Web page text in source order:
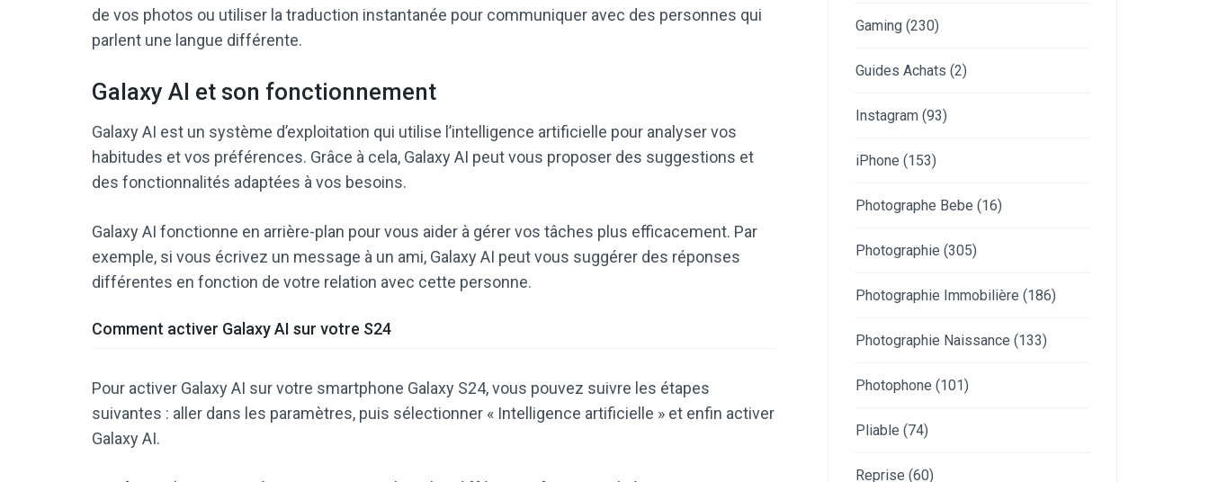
de vos photos ou utiliser la traduction instantanée pour communiquer avec des personnes qui
parlent une langue différente.
Galaxy AI et son fonctionnement
Galaxy AI est un système d’exploitation qui utilise l’intelligence artificielle pour analyser vos
habitudes et vos préférences. Grâce à cela, Galaxy AI peut vous proposer des suggestions et
des fonctionnalités adaptées à vos besoins.
Galaxy AI fonctionne en arrière-plan pour vous aider à gérer vos tâches plus efficacement. Par
exemple, si vous écrivez un message à un ami, Galaxy AI peut vous suggérer des réponses
différentes en fonction de votre relation avec cette personne.
Comment activer Galaxy AI sur votre S24
Pour activer Galaxy AI sur votre smartphone Galaxy S24, vous pouvez suivre les étapes
suivantes : aller dans les paramètres, puis sélectionner « Intelligence artificielle » et enfin activer
Galaxy AI.
Gaming (230)
Guides Achats (2)
Instagram (93)
iPhone (153)
Photographe Bebe (16)
Photographie (305)
Photographie Immobilière (186)
Photographie Naissance (133)
Photophone (101)
Pliable (74)
Reprise (60)